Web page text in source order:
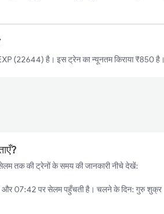
(22644) है। इस ट्रेन का न्यूनतम किराया ₹850 है।
तक की ट्रेनों के समय की जानकारी नीचे देखें:
और 07:42 पर सेलम पहुँचती है। चलने के दिन: गुरु शुक्र